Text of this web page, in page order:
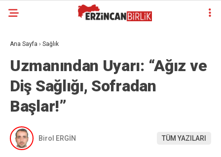
Ana Sayfa › Sağlık
Uzmanından Uyarı: “Ağız ve
Diş Sağlığı, Sofradan
Başlar!”
Birol ERGİN TÜM YAZILARI